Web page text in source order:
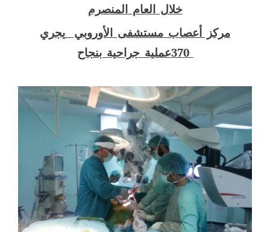
خلال العام المنصرم
مركز أعصاب مستشفى الأوروبي
يجري
370عملية جراحية بنجاح